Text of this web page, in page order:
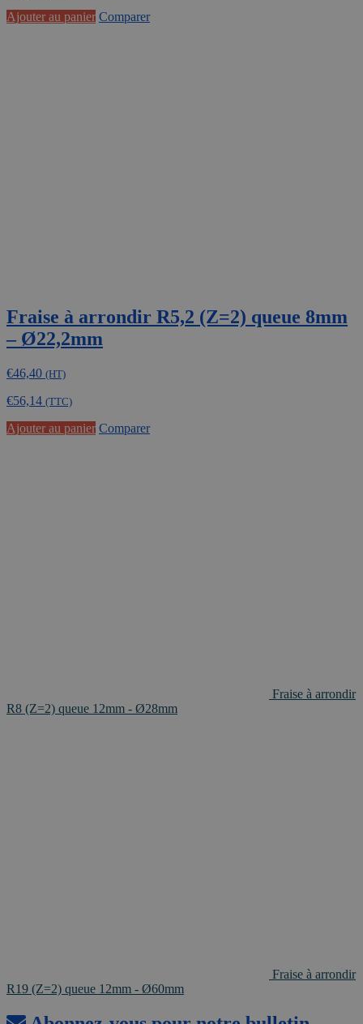
Ajouter au panier Comparer
Fraise à arrondir R5,2 (Z=2) queue 8mm
– Ø22,2mm
€46,40 (HT)
€56,14 (TTC)
Ajouter au panier Comparer
Fraise à arrondir
R8 (Z=2) queue 12mm - Ø28mm
Fraise à arrondir
R19 (Z=2) queue 12mm - Ø60mm